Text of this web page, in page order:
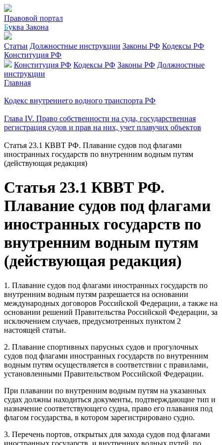
Правовой портал
Буква Закона
Статьи Должностные инструкции Законы РФ Кодексы РФ
Конституция РФ
Конституция РФ Кодексы РФ Законы РФ Должностные
инструкции
Главная
Кодекс внутреннего водного транспорта РФ
Глава IV. Право собственности на суда, государственная
регистрация судов и прав на них, учет плавучих объектов
Статья 23.1 КВВТ РФ. Плавание судов под флагами
иностранных государств по внутренним водным путям
(действующая редакция)
Статья 23.1 КВВТ РФ.
Плавание судов под флагами
иностранных государств по
внутренним водным путям
(действующая редакция)
1. Плавание судов под флагами иностранных государств по
внутренним водным путям разрешается на основании
международных договоров Российской Федерации, а также на
основании решений Правительства Российской Федерации, за
исключением случаев, предусмотренных пунктом 2
настоящей статьи.
2. Плавание спортивных парусных судов и прогулочных
судов под флагами иностранных государств по внутренним
водным путям осуществляется в соответствии с правилами,
установленными Правительством Российской Федерации.
При плавании по внутренним водным путям на указанных
судах должны находиться документы, подтверждающие тип и
назначение соответствующего судна, право его плавания под
флагом государства, в котором зарегистрировано судно.
3. Перечень портов, открытых для захода судов под флагами
иностранных государств, и внутренних водных путей, по